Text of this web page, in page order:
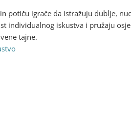
potiču igrače da istražuju dublje,
individualnog iskustva i pružaju
tajne.